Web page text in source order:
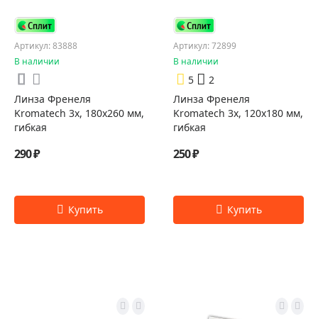
Артикул: 83888
В наличии
Линза Френеля
Kromatech 3х, 180х260 мм,
гибкая
290 ₽
Артикул: 72899
В наличии
5
2
Линза Френеля
Kromatech 3х, 120х180 мм,
гибкая
250 ₽